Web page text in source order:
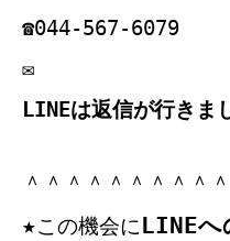
☎044‐567‐6079
✉
LINEは返信が行きま
＾＾＾＾＾＾＾＾＾
★この機会にLINEへ